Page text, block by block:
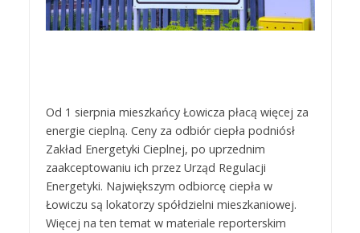
Od 1 sierpnia mieszkańcy Łowicza płacą więcej za
energie cieplną. Ceny za odbiór ciepła podniósł
Zakład Energetyki Cieplnej, po uprzednim
zaakceptowaniu ich przez Urząd Regulacji
Energetyki. Największym odbiorcę ciepła w
Łowiczu są lokatorzy spółdzielni mieszkaniowej.
Więcej na ten temat w materiale reporterskim